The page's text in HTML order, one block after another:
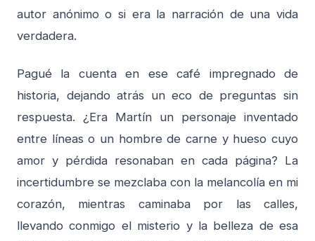
autor anónimo o si era la narración de una vida
verdadera.
Pagué la cuenta en ese café impregnado de
historia, dejando atrás un eco de preguntas sin
respuesta. ¿Era Martín un personaje inventado
entre líneas o un hombre de carne y hueso cuyo
amor y pérdida resonaban en cada página? La
incertidumbre se mezclaba con la melancolía en mi
corazón, mientras caminaba por las calles,
llevando conmigo el misterio y la belleza de esa